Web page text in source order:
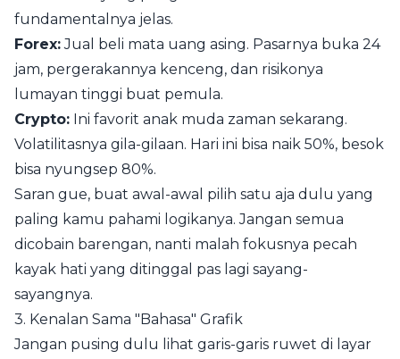
fundamentalnya jelas.
Forex:Jual beli mata uang asing. Pasarnya buka 24
jam, pergerakannya kenceng, dan risikonya
lumayan tinggi buat pemula.
Crypto: Ini favorit anak muda zaman sekarang.
Volatilitasnya gila-gilaan. Hari ini bisa naik 50%, besok
bisa nyungsep 80%.
Saran gue, buat awal-awal pilih satu aja dulu yang
paling kamu pahami logikanya. Jangan semua
dicobain barengan, nanti malah fokusnya pecah
kayak hati yang ditinggal pas lagi sayang-
sayangnya.
3. Kenalan Sama "Bahasa" Grafik
Jangan pusing dulu lihat garis-garis ruwet di layar